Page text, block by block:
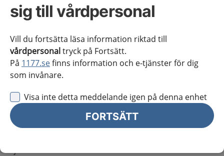
sig till vårdpersonal
Vill du fortsätta läsa information riktad till
vårdpersonaltryck på Fortsätt.
På 1177.sefinns information och e-tjänster för dig
som invånare.
Visa inte detta meddelande igen på denna enhet
FORTSÄTT
Ländryggsbesvär beskrivs ofta som smärta, obehag
eller stelhet lokaliserad i lumbosakrala området från
och/eller relaterade symtom i det ena eller båda
benen(1).
Ländryggsbesvär är en av de vanligaste orsakerna till
att personer söker vård. Prevalensen ökar med
åldern. Den höga förekomsten innebär en stor